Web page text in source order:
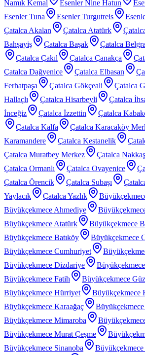
Namık Kemal
Esenler Nine Hatun
Esenler Tuna
Esenler Turgutreis
Çatalca Akalan
Çatalca Atatürk
Bahşayiş
Çatalca Başak Çatalca
Çatalca Çakıl
Çatalca Çanakça
Çatalca Dağyenice
Çatalca Elbasan
Ferhatpaşa
Çatalca Gökçeali Çatalca
Hallaçlı
Çatalca Hisarbeyli Çatalca
İnceğiz
Çatalca İzzettin Çatalca
Çatalca Kalfa
Çatalca Karacaköy
Karamandere
Çatalca Kestanelik
Çatalca Muratbey Merkez
Çatalca Nakkaş
Çatalca Ormanlı
Çatalca Ovayenice
Çatalca Örencik
Çatalca Subaşı
Yaylacık
Çatalca Yazlık
Büyükçekmece Ahmediye
Büyükçekmece Atatürk
Büyükçekmece
Büyükçekmece Batıköy
Büyükçekmece
Büyükçekmece Cumhuriyet
Büyükçekmece Dizdariye
Büyükçekmece Fatih
Büyükçekmece
Büyükçekmece Hürriyet
Büyükçekmece
Büyükçekmece Karaağaç
Büyükçekmece Mimaroba
Büyükçekmece Murat Çeşme
Büyükçekmece Sinanoba